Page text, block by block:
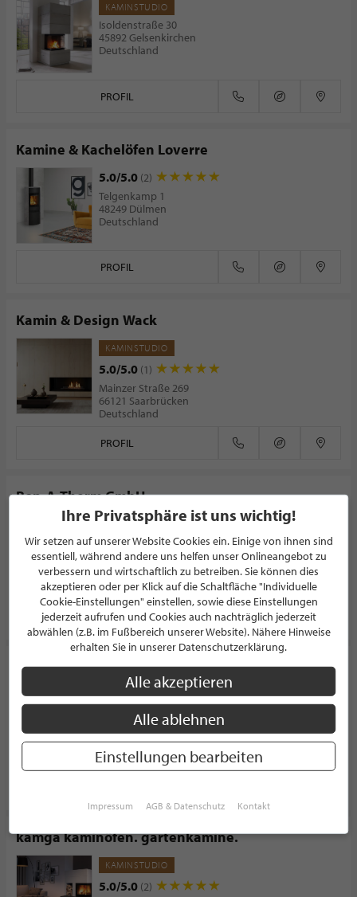
KAMINSTUDIO
Isoldenstraße 30
45892 Gelsenkirchen
Deutschland
PROFIL
Kamine & Kachelöfen Loverre
5.0/5.0 (2)
Telgenkamp 1
48249 Dülmen
Deutschland
PROFIL
Kamin & Design Wack
KAMINSTUDIO
5.0/5.0 (1)
Mainzer Straße 269
66121 Saarbrücken
Deutschland
PROFIL
Bon-A-Therm GmbH
OUTDOORKÜCHEN
Hochstraße 13
54657 Gindorf
Deutschland
PROFIL
Bon-A-Therm Kamine S.à.r.l.
KAMINSTUDIO
1, Momperwee
6665 Herborn
Luxemburg
kamga kaminöfen. gartenkamine.
KAMINSTUDIO
5.0/5.0 (2)
Ihre Privatsphäre ist uns wichtig!
Wir setzen auf unserer Website Cookies ein. Einige von ihnen sind
essentiell, während andere uns helfen unser Onlineangebot zu
verbessern und wirtschaftlich zu betreiben. Sie können dies
akzeptieren oder per Klick auf die Schaltfläche "Individuelle
Cookie-Einstellungen" einstellen, sowie diese Einstellungen
jederzeit aufrufen und Cookies auch nachträglich jederzeit
abwählen (z.B. im Fußbereich unserer Website). Nähere Hinweise
erhalten Sie in unserer Datenschutzerklärung.
Alle akzeptieren
Alle ablehnen
Einstellungen bearbeiten
Impressum AGB & Datenschutz Kontakt